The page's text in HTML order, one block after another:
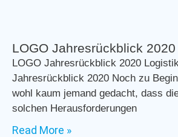
LOGO Jahresrückblick 2020
LOGO Jahresrückblick 2020
Jahresrückblick 2020 Noch zu
wohl kaum jemand gedacht, dass
solchen Herausforderungen
Read More »